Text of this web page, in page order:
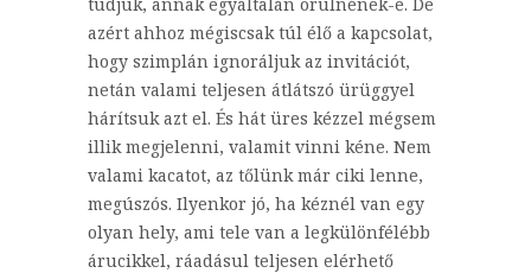
azért ahhoz mégiscsak túl élő a kapcsolat,
hogy szimplán ignoráljuk az invitációt,
netán valami teljesen átlátszó ürüggyel
hárítsuk azt el. És hát üres kézzel mégsem
illik megjelenni, valamit vinni kéne. Nem
valami kacatot, az tőlünk már ciki lenne,
megúszós. Ilyenkor jó, ha kéznél van egy
olyan hely, ami tele van a legkülönfélébb
árucikkel, ráadásul teljesen elérhető